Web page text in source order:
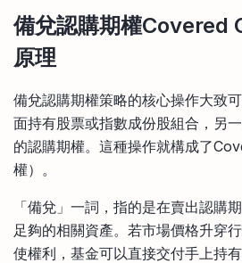
備兌認購期權Covered
原理
備兌認購期權策略的核心操作大致
面持有股票或指數成份股組合，另
的認購期權。這種操作就構成了
權）。
「備兌」一詞，指的是在賣出認購
足夠的相關資產。若市場價格升穿
使權利，基金可以直接交付手上持